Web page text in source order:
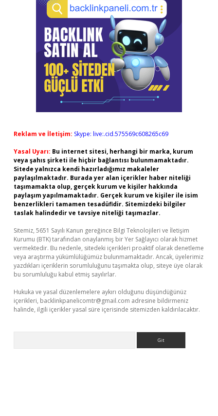
Reklam ve İletişim: Skype: live:.cid.575569c608265c69
Yasal Uyarı: Bu internet sitesi, herhangi bir marka, kurum
veya şahıs şirketi ile hiçbir bağlantısı bulunmamaktadır.
Sitede yalnızca kendi hazırladığımız makaleler
paylaşılmaktadır. Burada yer alan içerikler haber niteliği
taşımamakta olup, gerçek kurum ve kişiler hakkında
paylaşım yapılmamaktadır. Gerçek kurum ve kişiler ile isim
benzerlikleri tamamen tesadüfidir. Sitemizdeki bilgiler
taslak halindedir ve tavsiye niteliği taşımazlar.
Sitemiz, 5651 Sayılı Kanun gereğince Bilgi Teknolojileri ve İletişim
Kurumu (BTK) tarafından onaylanmış bir Yer Sağlayıcı olarak hizmet
vermektedir. Bu nedenle, sitedeki içerikleri proaktif olarak denetleme
veya araştırma yükümlülüğümüz bulunmamaktadır. Ancak, üyelerimiz
yazdıkları içeriklerin sorumluluğunu taşımakta olup, siteye üye olarak
bu sorumluluğu kabul etmiş sayılırlar.
Hukuka ve yasal düzenlemelere aykırı olduğunu düşündüğünüz
içerikleri, backlinkpanelicomtr@gmail.com adresine bildirmeniz
halinde, ilgili içerikler yasal süre içerisinde sitemizden kaldırılacaktır.